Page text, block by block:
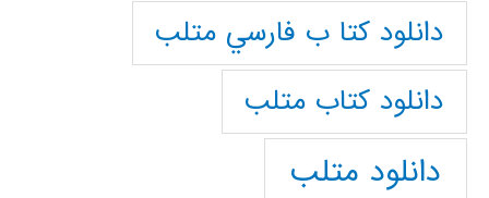
دانلود كتا ب فارسي متلب
دانلود كتاب متلب
دانلود متلب